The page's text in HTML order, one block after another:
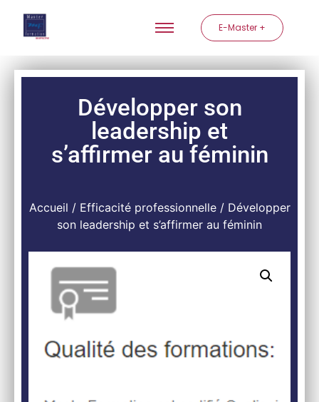
E-Master +
Développer son
leadership et
s’affirmer au féminin
Accueil / Efficacité professionnelle/ Développer
son leadership et s’affirmer au féminin